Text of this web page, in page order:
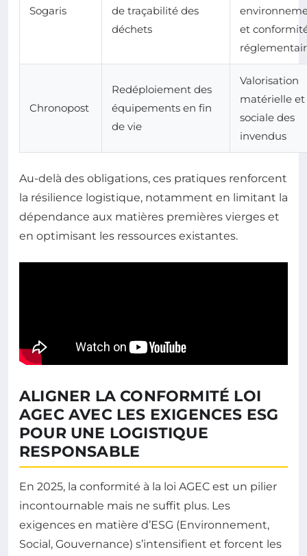
Sogaris
de traçabilité des
déchets
et
Chronopost
Redéploiement des
équipements en fin
de vie
Valorisation
matérielle et
sociale des
invendus
Au-delà des obligations, ces pratiques renforcent
la résilience logistique, notamment en limitant la
dépendance aux matières premières vierges et
en optimisant les ressources existantes.
ALIGNER LA CONFORMITÉ LOI
AGEC AVEC LES EXIGENCES ESG
POUR UNE LOGISTIQUE
RESPONSABLE
En 2025, la conformité à la loi AGEC est un pilier
incontournable mais ne suffit plus. Les
exigences en matière d’ESG (Environnement,
Social, Gouvernance) s’intensifient et forcent les